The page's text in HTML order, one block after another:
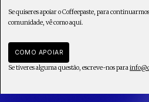
Se quiseres apoiar o Coffeepaste, para
comunidade, vê como aqui.
COMO APOIAR
Se tiveres alguma questão, escreve-nos para